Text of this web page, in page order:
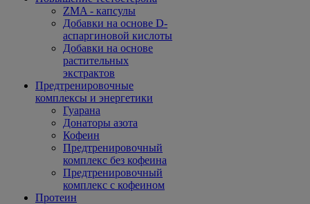
ZMA - капсулы
Добавки на основе D-
аспаргиновой кислоты
Добавки на основе
растительных
экстрактов
Предтренировочные
комплексы и энергетики
Гуарана
Донаторы азота
Кофеин
Предтренировочный
комплекс без кофеина
Предтренировочный
комплекс с кофеином
Протеин